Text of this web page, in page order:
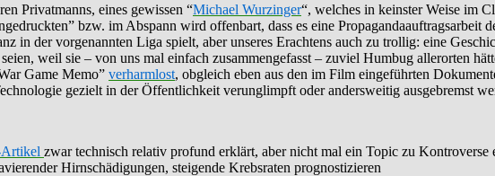
Privatmanns, eines gewissen “Michael Wurzinger“, welches in keinster Weise im
bzw. im Abspann wird offenbart, dass es eine Propagandaauftragsarbeit
in der vorgenannten Liga spielt, aber unseres Erachtens auch zu trollig: eine
weil sie – von uns mal einfach zusammengefasst – zuviel Humbug allerorten
Game Memo” verharmlost, obgleich eben aus den im Film eingeführten
gezielt in der Öffentlichkeit verunglimpft oder andersweitig ausgebremst
zwar technisch relativ profund erklärt, aber nicht mal ein Topic zu Kontroverse
Hirnschädigungen, steigende Krebsraten prognostizieren